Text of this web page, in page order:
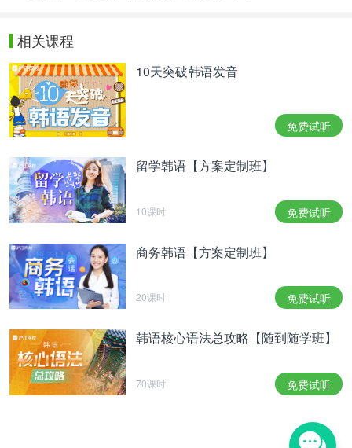
点，力压无线电视台综艺节目，将收视率和话题性，
作品性都收揽入怀。
지상파 드라마는 애국가 시청률과 싸우고 있는 상황
이다. KBS 2TV '황금빛 내 인생'처럼 시청률 40%대
벽을 깨부순 '초대박' 작품도 있지만 MBC '위대한 유
를 안았다.
无线电视台电视剧目前在和爱国歌收视率激战。虽然
有像KBS2TV《我的黄金色人生》这种收视率突破
40%的“超火”作品，但MBC《伟大的诱惑者》却以
1.5%的收视率成为MBC历来收视率最低的电视剧，
在MBC脸上抹黑。
지상파 3사는 서로 자신들이 '드라마 왕국'이라고 자
신해왔다. 하지만 눈높이가 올라간 시청자들은 냉철
였으면 이런 드라마 안 나왔을 것"이라는 시청자들의
지적을 고심해 봐야 할 때다.
3大无线电视台都以“电视剧王国”自居。但是眼界高
了的观众却在冷静判断，按照自己所想挑选作品。现
相关课程
10天突破韩语发音
免费试听
留学韩语【方案定制班】
10课时 免费试听
商务韩语【方案定制班】
20课时 免费试听
韩语核心语法总攻略【随到随学班】
70课时 免费试听